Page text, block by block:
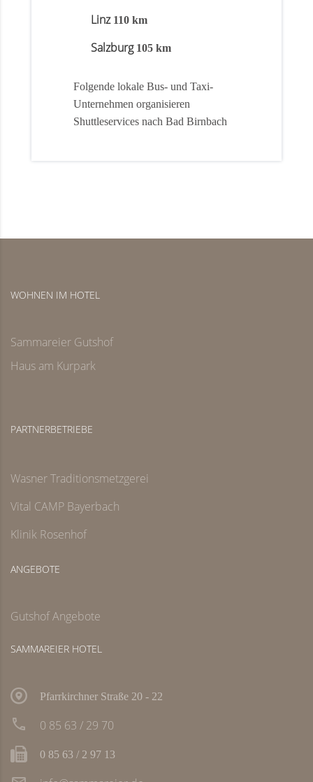
Linz110 km
Salzburg105 km
Folgende lokale Bus- und Taxi-
Unternehmen organisieren
Shuttleservices nach Bad Birnbach
WOHNEN IM HOTEL
Sammareier Gutshof
Haus am Kurpark
PARTNERBETRIEBE
Wasner Traditionsmetzgerei
Vital CAMP Bayerbach
Klinik Rosenhof
ANGEBOTE
Gutshof Angebote
SAMMAREIER HOTEL
Pfarrkirchner Straße 20 - 22
0 85 63 / 29 70
0 85 63 / 2 97 13